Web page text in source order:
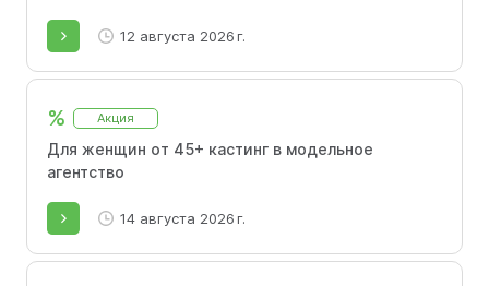
12 августа 2026 г.
% Акция
Для женщин от 45+ кастинг в модельное
агентство
14 августа 2026 г.